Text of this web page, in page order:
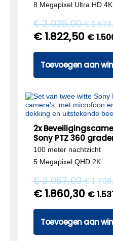
8 Megapixel Ultra HD 4K
€2.025,00 €
€1.822,50 €
Toevoegen aan
2x
Sony PTZ 360
100 meter nachtzicht
5 Megapixel QHD 2K
€2.067,00 €
€1.860,30 €
Toevoegen aan